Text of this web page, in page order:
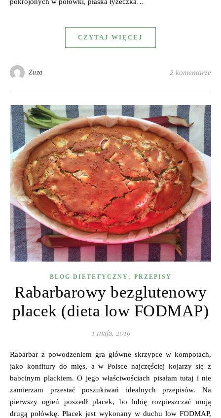
pokrojonych w połówki, płaska łyżeczka…
CZYTAJ WIĘCEJ
Zuza 2 komentarze
BLOG DIETETYCZNY , PRZEPISY
Rabarbarowy bezglutenowy
placek (dieta low FODMAP)
1 maja, 2019
Rabarbar z powodzeniem gra główne skrzypce w kompotach,
jako konfitury do mięs, a w Polsce najczęściej kojarzy się z
babcinym plackiem. O jego właściwościach pisałam tutaj i nie
zamierzam przestać poszukiwań idealnych przepisów. Na
pierwszy ogień poszedł placek, bo lubię rozpieszczać moją
drugą połówkę. Placek jest wykonany w duchu low FODMAP,